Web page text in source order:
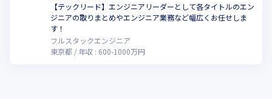
【テックリード】エンジニアリーダーとして各タイトルのエン
ジニアの取りまとめやエンジニア業務など幅広くお任せしま
す！
フルスタックエンジニア
東京都
年収 : 600-1000万円